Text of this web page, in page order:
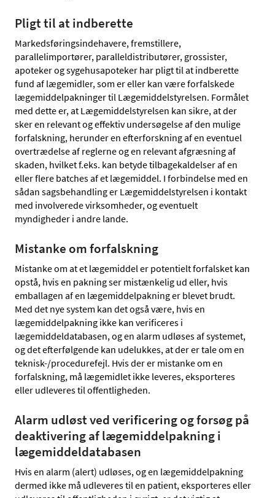
Pligt til at indberette
Markedsføringsindehavere, fremstillere,
parallelimportører, paralleldistributører, grossister,
apoteker og sygehusapoteker har pligt til at indberette
fund af lægemidler, som er eller kan være forfalskede
lægemiddelpakninger til Lægemiddelstyrelsen. Formålet
med dette er, at Lægemiddelstyrelsen kan sikre, at der
sker en relevant og effektiv undersøgelse af den mulige
forfalskning, herunder en efterforskning af en eventuel
overtrædelse af reglerne og en relevant afgræsning af
skaden, hvilket f.eks. kan betyde tilbagekaldelser af en
eller flere batches af et lægemiddel. I forbindelse med en
sådan sagsbehandling er Lægemiddelstyrelsen i kontakt
med involverede virksomheder, og eventuelt
myndigheder i andre lande.
Mistanke om forfalskning
Mistanke om at et lægemiddel er potentielt forfalsket kan
opstå, hvis en pakning ser mistænkelig ud eller, hvis
emballagen af en lægemiddelpakning er blevet brudt.
Med det nye system kan det også være, hvis en
lægemiddelpakning ikke kan verificeres i
lægemiddeldatabasen, og en alarm udløses af systemet,
og det efterfølgende kan udelukkes, at der er tale om en
teknisk-/procedurefejl. Hvis der er mistanke om en
forfalskning, må lægemidlet ikke leveres, eksporteres
eller udleveres til offentligheden.
Alarm udløst ved verificering og forsøg på
deaktivering af lægemiddelpakning i
lægemiddeldatabasen
Hvis en alarm (alert) udløses, og en lægemiddelpakning
dermed ikke må udleveres til en patient, eksporteres eller